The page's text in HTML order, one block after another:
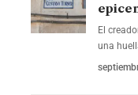
El
una